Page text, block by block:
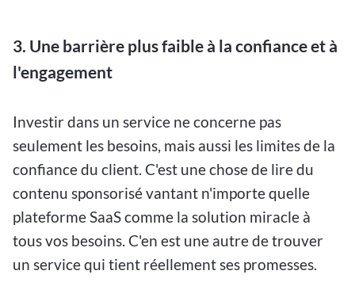
3. Une barrière plus faible à la confiance et à
l'engagement
Investir dans un service ne concerne pas
seulement les besoins, mais aussi les limites de la
confiance du client. C'est une chose de lire du
contenu sponsorisé vantant n'importe quelle
plateforme SaaS comme la solution miracle à
tous vos besoins. C'en est une autre de trouver
un service qui tient réellement ses promesses.